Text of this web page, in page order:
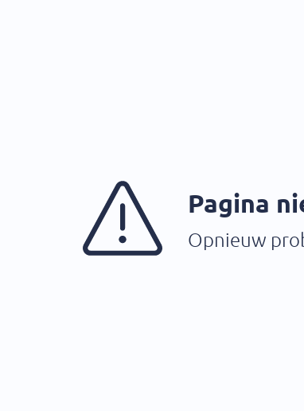
Pagina
Opnieuw